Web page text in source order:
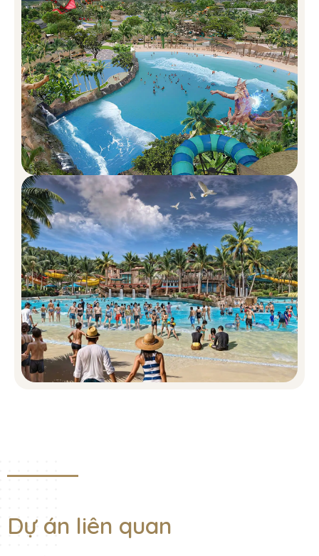
Townhouse như những viên ngọc quý xếp thành chuỗi, tỏa
sáng rực rỡ giữa không gian xanh mát. Với diện tích đất 60 –
160 m², thiết kế 4 tầng cùng 1 tầng hầm rộng rãi, đây là lựa
chọn hoàn hảo cho các gia đình trẻ hiện đại hoặc những nhà
đầu tư thông thái.
Mỗi căn Casa Townhouse đều được thiết kế với sự tinh tế đến
từng chi tiết, từ hệ thống ánh sáng đến kết cấu không gian,
tất cả đều hướng đến sự cân bằng hoàn hảo giữa công năng
và thẩm mỹ. Bước vào ngôi nhà, bạn sẽ bị cuốn hút bởi sự
tương phản đầy nghệ thuật giữa nét đương đại của kiến trúc
hiện đại và hơi thở lãng mạn của phong cách Pháp cổ điển.
Nơi đây, mỗi buổi sáng thức dậy là một trải nghiệm thăng hoa
cảm xúc, khi ánh nắng đầu ngày nhẹ nhàng len lỏi qua ô cửa,
tạo nên những vệt sáng lung linh trên mặt sàn gỗ cao cấp.
Casa Villa Song Lập – Nơi giao hòa của
nghệ thuật và cuộc sống
Dòng sản phẩm Casa Villa Song Lập với 460 căn được phân
bổ hài hòa trên mặt bằng (thể hiện bằng màu vàng nổi bật),
Nam Bộ kết hợp với sự tinh tế của kiến trúc Pháp-Bồ Đào Nha.
Dự án liên quan